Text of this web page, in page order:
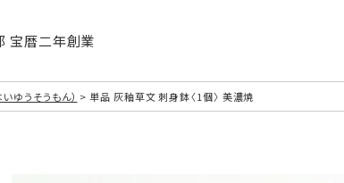
宝暦二年創業
ゆうそうもん） 単品 灰釉草文 刺身鉢〈1個〉 美濃焼